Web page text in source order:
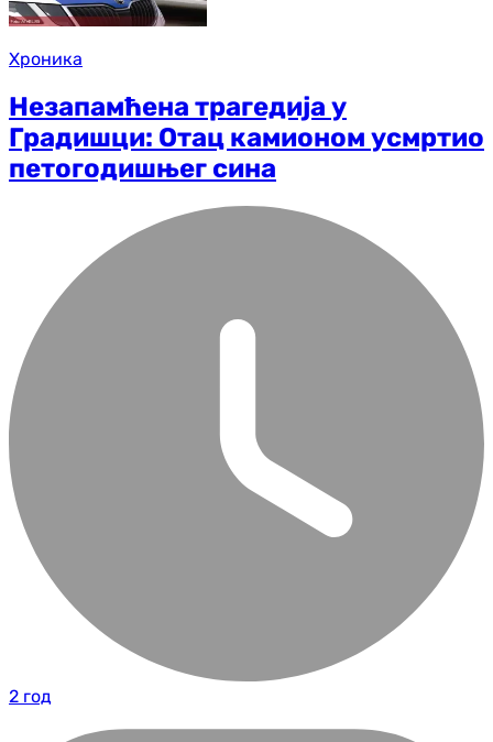
Хроника
Незапамћена трагедија у
Градишци: Отац камионом усмртио
петогодишњег сина
2 год